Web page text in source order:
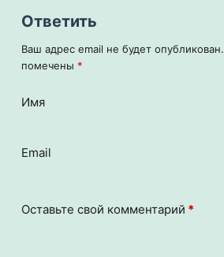
Ответить
Ваш адрес email не будет опубликован.
помечены *
Имя
Email
Оставьте свой комментарий *